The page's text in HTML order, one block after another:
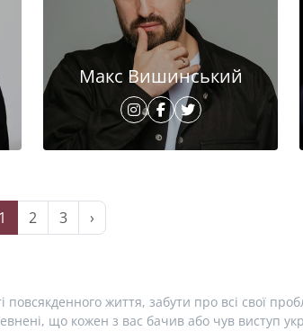
Макс Вишинський
1 2 3 ›
життя, забути про всі свої
що кожен з вас бачив або чув виступ